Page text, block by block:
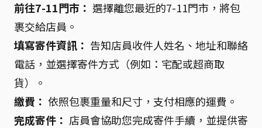
前往7-11門市： 選擇離您最近的7-11門市，將包
裹交給店員。
填寫寄件資訊： 告知店員收件人姓名、地址和聯絡
電話，並選擇寄件方式（例如：宅配或超商取
貨）。
繳費： 依照包裹重量和尺寸，支付相應的運費。
完成寄件： 店員會協助您完成寄件手續，並提供寄